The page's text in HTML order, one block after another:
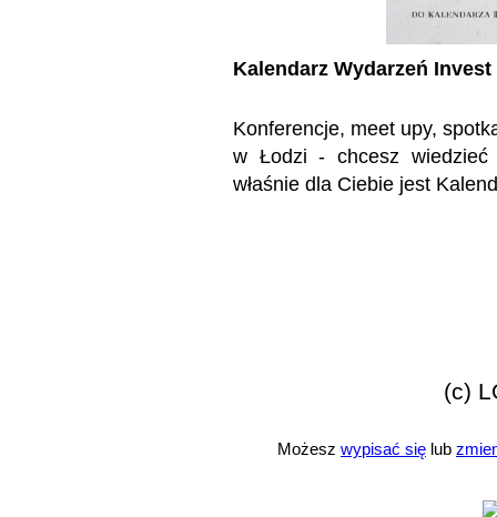
Kalendarz Wydarzeń Invest
Konferencje, meet upy,
w Łodzi - chcesz wiedzieć
właśnie dla Ciebie jest
(c)
Możesz wypisać się lub